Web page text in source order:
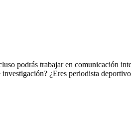
podrás trabajar en comunicación
¿Eres periodista